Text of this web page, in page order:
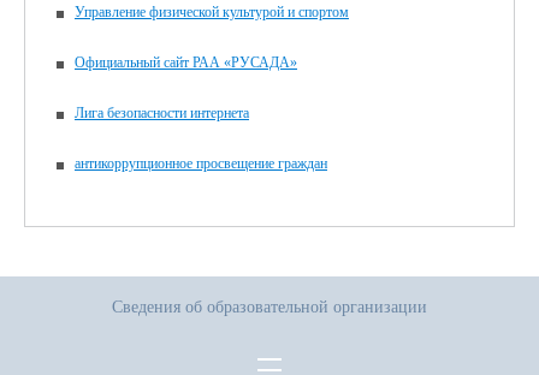
Управление физической культурой и спортом
Официальный сайт РАА «РУСАДА»
Лига безопасности интернета
антикоррупционное просвещение граждан
Сведения об образовательной организации